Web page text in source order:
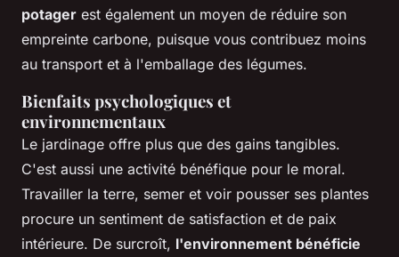
potager est également un moyen de réduire son
empreinte carbone, puisque vous contribuez moins
au transport et à l'emballage des légumes.
Bienfaits psychologiques et
environnementaux
Le jardinage offre plus que des gains tangibles.
C'est aussi une activité bénéfique pour le moral.
Travailler la terre, semer et voir pousser ses plantes
procure un sentiment de satisfaction et de paix
intérieure. De surcroît, l'environnement bénéficie